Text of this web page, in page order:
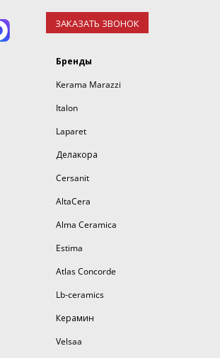
ЗАКАЗАТЬ ЗВОНОК
Бренды
Kerama Marazzi
Italon
Laparet
Делакора
Cersanit
AltaCera
Alma Ceramica
Estima
Atlas Concorde
Lb-ceramics
Керамин
Velsaa